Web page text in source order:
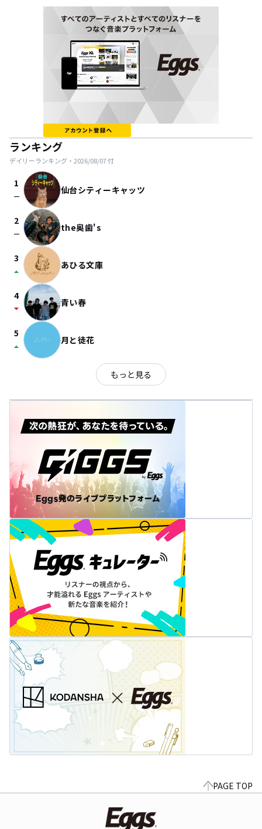
ランキング
デイリーランキング・ 2026/08/07付
1
check_indeterminate_small 仙台シティーキャッツ
2
check_indeterminate_small the奥歯's
3
arrow_drop_up あひる文庫
4
arrow_drop_down 青い春
5
arrow_drop_up 月と徒花
もっと見る
PAGE TOP